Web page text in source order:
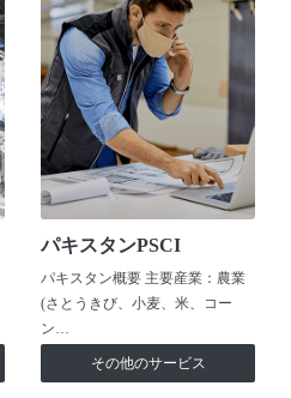
パキスタンPSCI
パキスタン概要 主要産業：農業
(さとうきび、小麦、米、コー
ン…
その他のサービス